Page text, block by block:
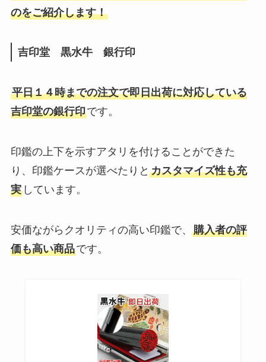
のをご紹介します！
吉印堂 黒水牛 銀行印
平日１４時までの注文で即日出荷に対応している
吉印堂の銀行印です。
印鑑の上下を示すアタリを付けることができた
り、印鑑ケースが選べたりと カスタマイズ性も充
実しています。
安価ながらクオリティの高い印鑑で、 購入者の評
価も高い商品です。